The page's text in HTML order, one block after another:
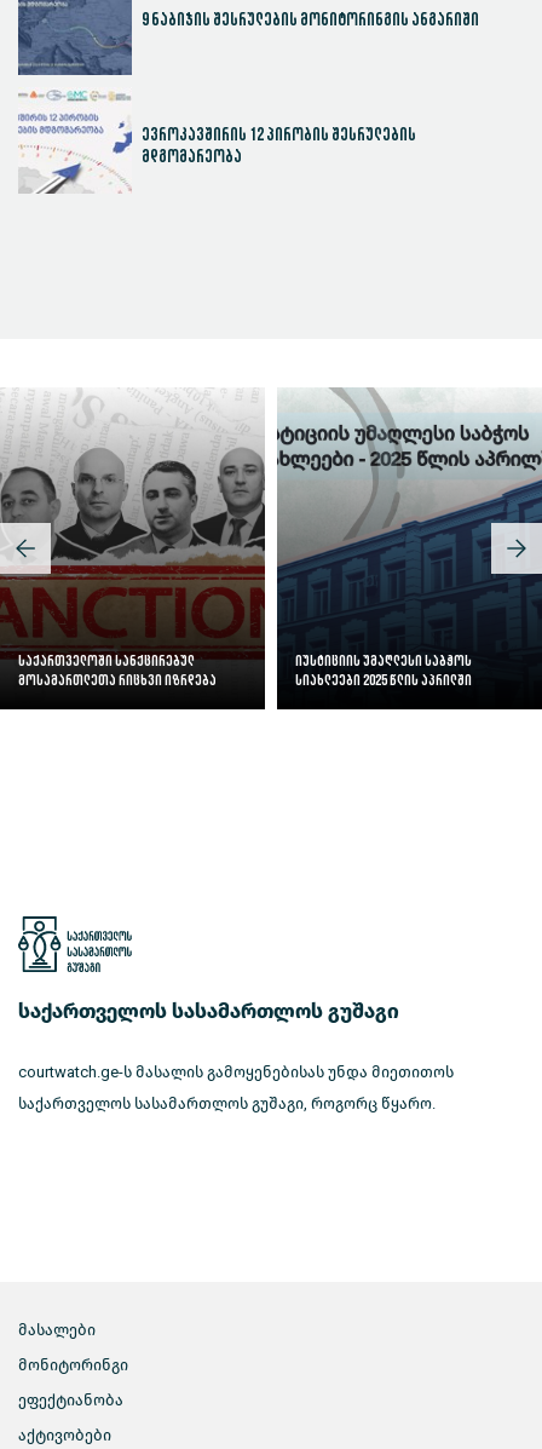
9 ნაბიჯის შესრულების მონიტორინგის ანგარიში
ევროკავშირის 12 პირობის შესრულების
მდგომარეობა
საქართველოში სანქცირებულ
მოსამართლეთა რიცხვი იზრდება
იუსტიციის უმაღლესი საბჭოს
სიახლეები 2025 წლის აპრილში
საქართველოს სასამართლოს გუშაგი
courtwatch.ge-ს მასალის გამოყენებისას უნდა მიეთითოს
საქართველოს სასამართლოს გუშაგი, როგორც წყარო.
მასალები
მონიტორინგი
ეფექტიანობა
აქტივობები